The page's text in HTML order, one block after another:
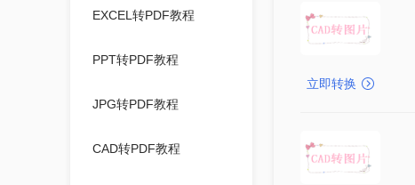
EXCEL转PDF教程
PPT转PDF教程
JPG转PDF教程
CAD转PDF教程
立即转换